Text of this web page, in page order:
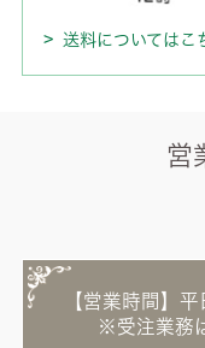
送料についてはこ
営
【営業時間】
※受注業務